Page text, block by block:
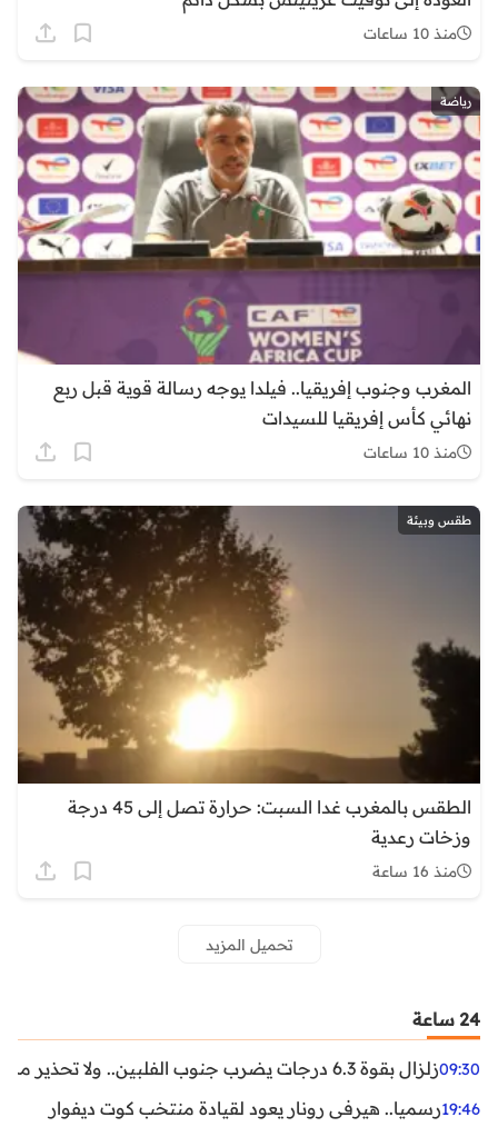
منذ 10 ساعات
رياضة
المغرب وجنوب إفريقيا.. فيلدا يوجه رسالة قوية قبل ربع
نهائي كأس إفريقيا للسيدات
منذ 10 ساعات
طقس وبيئة
الطقس بالمغرب غدا السبت: حرارة تصل إلى 45 درجة
وزخات رعدية
منذ 16 ساعة
تحميل المزيد
24 ساعة
09:30زلزال بقوة 6.3 درجات يضرب جنوب الفلبين.. ولا تحذير من تسونامي حتى الآن
19:46رسميا.. هيرفي رونار يعود لقيادة منتخب كوت ديفوار